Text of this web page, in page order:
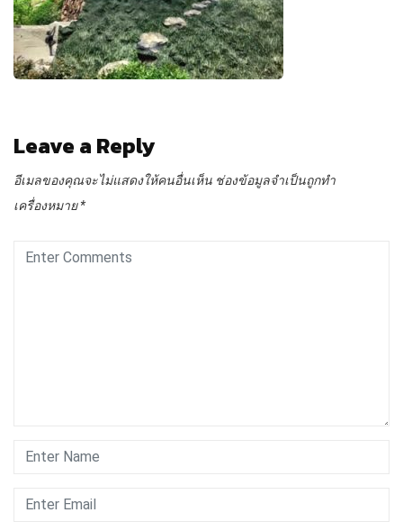
Leave a Reply
อีเมลของคุณจะไม่แสดงให้คนอื่นเห็น ช่องข้อมูลจำเป็นถูกทำ
เครื่องหมาย*